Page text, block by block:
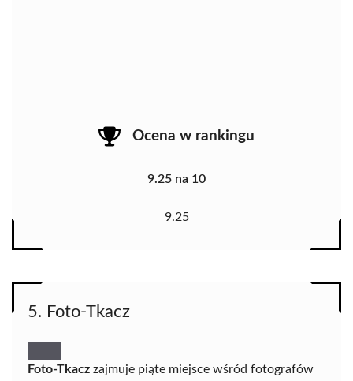
Ocena w rankingu
9.25 na 10
9.25
5. Foto-Tkacz
Foto-Tkacz zajmuje piąte miejsce wśród fotografów